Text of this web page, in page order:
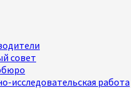
совет
исследовательская работа